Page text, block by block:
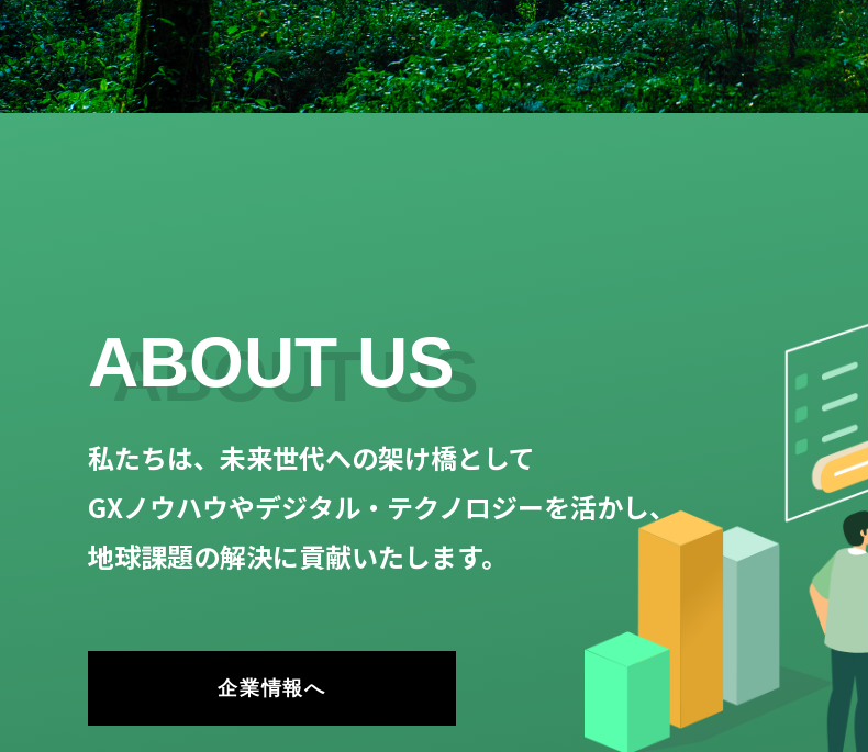
ABOUT US
私たちは、未来世代への架け橋として
GXノウハウやデジタル・テクノロジーを活かし、
地球課題の解決に貢献いたします。
企業情報へ